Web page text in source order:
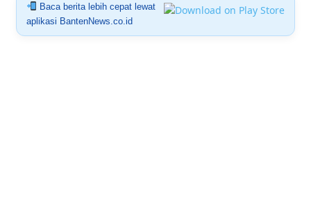
Baca berita lebih cepat lewat
aplikasi BantenNews.co.id